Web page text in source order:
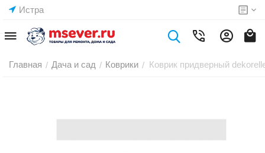
Истра
Главная / Дача и сад / Коврики / Коврик придверный